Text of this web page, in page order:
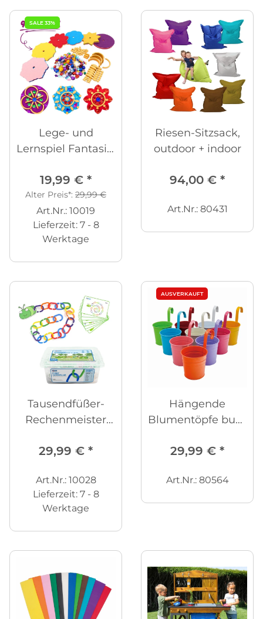
SALE 33%
Lege- und
Lernspiel Fantasia,
19,99 € *
Alter Preis*: 29,99 €
Art.Nr.: 10019
Lieferzeit: 7 - 8
Werktage
Riesen-Sitzsack,
outdoor + indoor
94,00 € *
Art.Nr.: 80431
Tausendfüßer-
Rechenmeister
29,99 € *
Art.Nr.: 10028
Lieferzeit: 7 - 8
Werktage
AUSVERKAUFT
Hängende
Blumentöpfe bunt
29,99 € *
Art.Nr.: 80564